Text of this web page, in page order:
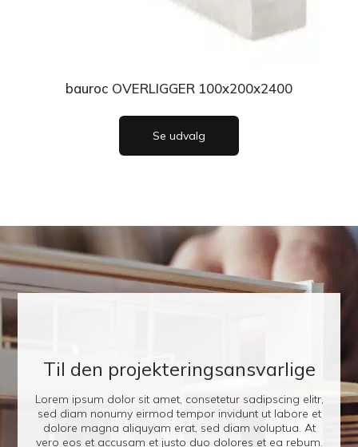
bauroc OVERLIGGER 100x200x2400
Se udvalg
Til den projekteringsansvarlige
Lorem ipsum dolor sit amet, consetetur sadipscing elitr,
sed diam nonumy eirmod tempor invidunt ut labore et
dolore magna aliquyam erat, sed diam voluptua. At
vero eos et accusam et justo duo dolores et ea rebum.